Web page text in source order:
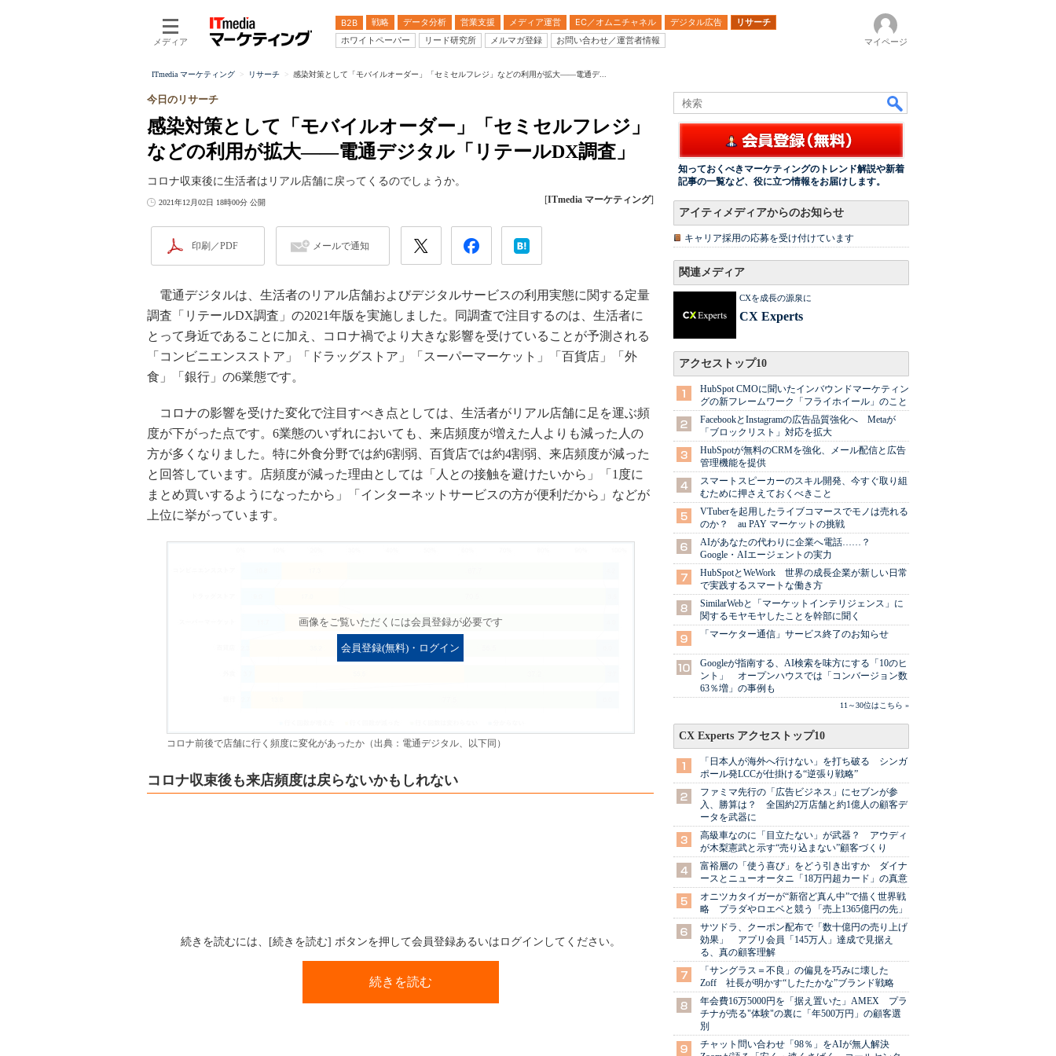
メディア
B2B 戦略 データ分析 営業支援 メディア運営 EC／オムニチャネル デジタル広告
リサーチ
ホワイトペーパー
リード研究所 メルマガ登録 お問い合わせ／運営者情報 マイページ
ITmedia マーケティング リサーチ 感染対策として「モバイルオーダー」「セミセルフレジ」などの利用が拡大――電通デ...
感染対策として「モバイルオーダー」「セミセルフレジ」
などの利用が拡大――電通デジタル「リテールDX調査」
今日のリサーチ
コロナ収束後に生活者はリアル店舗に戻ってくるのでしょうか。
2021年12月02日 18時00分 公開 [ITmedia マーケティング]
印刷／PDF メールで通知
電通デジタルは、生活者のリアル店舗およびデジタルサービスの利用実態に関する定量
調査「リテールDX調査」の2021年版を実施しました。同調査で注目するのは、生活者に
とって身近であることに加え、コロナ禍でより大きな影響を受けていることが予測される
「コンビニエンスストア」「ドラッグストア」「スーパーマーケット」「百貨店」「外
食」「銀行」の6業態です。
コロナの影響を受けた変化で注目すべき点としては、生活者がリアル店舗に足を運ぶ頻
度が下がった点です。6業態のいずれにおいても、来店頻度が増えた人よりも減った人の
方が多くなりました。特に外食分野では約6割弱、百貨店では約4割弱、来店頻度が減った
と回答しています。店頻度が減った理由としては「人との接触を避けたいから」「1度に
まとめ買いするようになったから」「インターネットサービスの方が便利だから」などが
上位に挙がっています。
画像をご覧いただくには会員登録が必要です
会員登録(無料)・ログイン
コロナ前後で店舗に行く頻度に変化があったか（出典：電通デジタル、以下同）
コロナ収束後も来店頻度は戻らないかもしれない
続きを読むには、[続きを読む] ボタンを押して会員登録あるいはログインしてください。
続きを読む
知っておくべきマーケティングのトレンド解説や新着
記事の一覧など、役に立つ情報をお届けします。
アイティメディアからのお知らせ
キャリア採用の応募を受け付けています
関連メディア
CXを成長の源泉に
CX Experts
アクセストップ10
HubSpot CMOに聞いたインバウンドマーケティン
グの新フレームワーク「フライホイール」のこと
FacebookとInstagramの広告品質強化へ Metaが
「ブロックリスト」対応を拡大
HubSpotが無料のCRMを強化、メール配信と広告
管理機能を提供
スマートスピーカーのスキル開発、今すぐ取り組
むために押さえておくべきこと
VTuberを起用したライブコマースでモノは売れる
のか？ au PAY マーケットの挑戦
AIがあなたの代わりに企業へ電話……？
Google・AIエージェントの実力
HubSpotとWeWork 世界の成長企業が新しい日常
で実践するスマートな働き方
SimilarWebと「マーケットインテリジェンス」に
関するモヤモヤしたことを幹部に聞く
「マーケター通信」サービス終了のお知らせ
Googleが指南する、AI検索を味方にする「10のヒ
ント」 オープンハウスでは「コンバージョン数
63％増」の事例も
11～30位はこちら »
CX Experts アクセストップ10
「日本人が海外へ行けない」を打ち破る シンガ
ポール発LCCが仕掛ける“逆張り戦略”
ファミマ先行の「広告ビジネス」にセブンが参
入、勝算は？ 全国約2万店舗と約1億人の顧客デ
ータを武器に
高級車なのに「目立たない」が武器？ アウディ
が木梨憲武と示す“売り込まない”顧客づくり
富裕層の「使う喜び」をどう引き出すか ダイナ
ースとニューオータニ「18万円超カード」の真意
オニツカタイガーが“新宿ど真ん中”で描く世界戦
略 プラダやロエベと競う「売上1365億円の先」
サツドラ、クーポン配布で「数十億円の売り上げ
効果」 アプリ会員「145万人」達成で見据え
る、真の顧客理解
「サングラス＝不良」の偏見を巧みに壊した
Zoff 社長が明かす“したたかな”ブランド戦略
年会費16万5000円を「据え置いた」AMEX プラ
チナが売る"体験"の裏に「年500万円」の顧客選
別
チャット問い合わせ「98％」をAIが無人解決